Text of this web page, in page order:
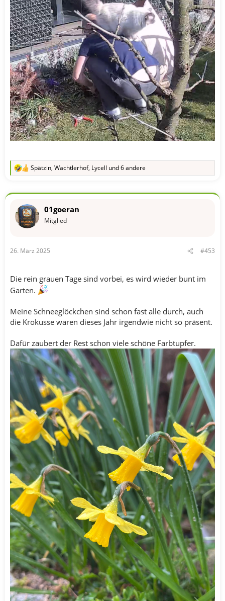
R
k
o
:
Spätzin, Wachtlerhof, Lycell und 6 andere
01goeran
Mitglied
26. März 2025 #453
Die rein grauen Tage sind vorbei, es wird wieder bunt im
Garten.
Meine Schneeglöckchen sind schon fast alle durch, auch
die Krokusse waren dieses Jahr irgendwie nicht so präsent.
Dafür zaubert der Rest schon viele schöne Farbtupfer.